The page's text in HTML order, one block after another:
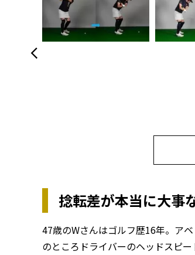
捻転差が本当に大事
47歳のWさんはゴルフ歴16年。ア
のところドライバーのヘッドスピ